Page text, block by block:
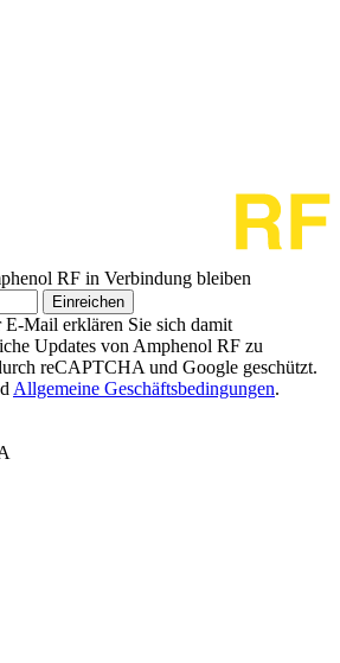
RF in Verbindung bleiben
Einreichen
Mail erklären Sie sich damit
Updates von Amphenol RF zu
reCAPTCHA und Google geschützt.
Allgemeine Geschäftsbedingungen.